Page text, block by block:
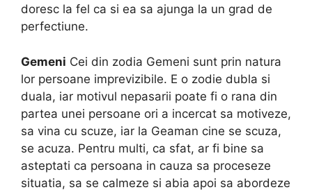
doresc la fel ca si ea sa ajunga la un grad de
perfectiune.
Gemeni Cei din zodia Gemeni sunt prin natura
lor persoane imprevizibile. E o zodie dubla si
duala, iar motivul nepasarii poate fi o rana din
partea unei persoane ori a incercat sa motiveze,
sa vina cu scuze, iar la Geaman cine se scuza,
se acuza. Pentru multi, ca sfat, ar fi bine sa
asteptati ca persoana in cauza sa proceseze
situatia, sa se calmeze si abia apoi sa abordeze